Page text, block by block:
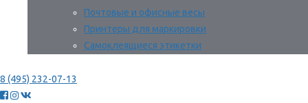
Почтовые и офисные весы
Принтеры для маркировки
Самоклеящиеся этикетки
8 (495) 232-07-13